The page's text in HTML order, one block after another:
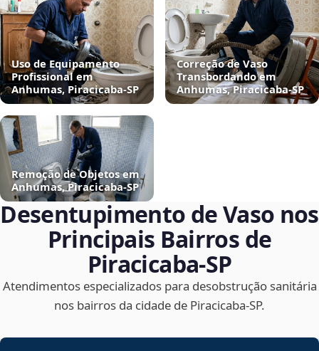
Uso de Equipamento
Profissional em
Anhumas, Piracicaba‑SP
Correção de Vaso
Transbordando em
Anhumas, Piracicaba‑SP
Remoção de Objetos em
Anhumas, Piracicaba‑SP
Desentupimento de Vaso nos
Principais Bairros de
Piracicaba‑SP
Atendimentos especializados para desobstrução sanitária
nos bairros da cidade de Piracicaba‑SP.